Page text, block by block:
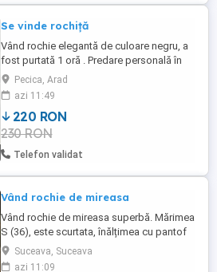
Se vinde rochiță
Vând rochie elegantă de culoare negru, a
fost purtată 1 oră . Predare personală în
Pecica. Nu trimit ramburs. Dimensiuni în
poze.
Pecica, Arad
azi 11:49
220 RON
230 RON
Telefon validat
Vând rochie de mireasa
Vând rochie de mireasa superbă. Mărimea
S (36), este scurtata, înălțimea cu pantof
1,70 maxim. Mai multe detalii si poze in
privat. Este spălată si călcată după
Suceava, Suceava
azi 11:09